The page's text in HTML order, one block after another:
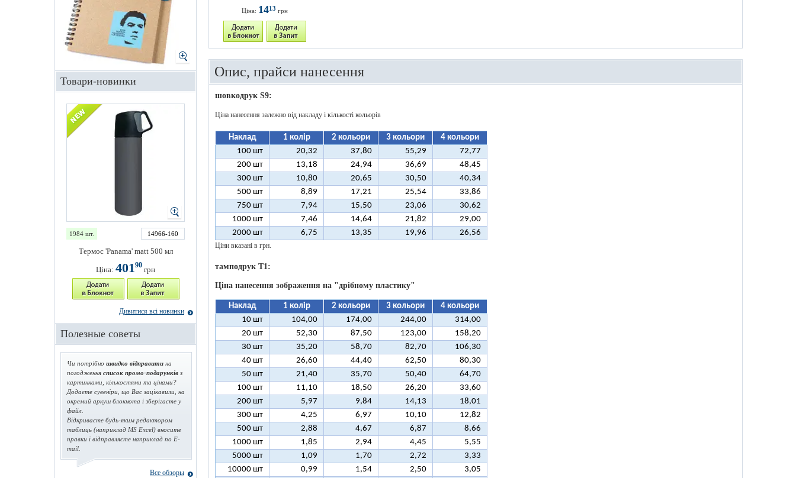
Ціна: 1413 грн
Опис, прайси нанесення
шовкодрук S9:
Ціна нанесення залежно від накладу і кількості кольорів
Наклад 1 колір 2 кольори 3 кольори
4 кольори
100 шт
20,32 37,80 55,29
72,77
200 шт
13,18 24,94 36,69
48,45
300 шт
10,80 20,65 30,50
40,34
500 шт
8,89 17,21 25,54
33,86
750 шт
7,94 15,50 23,06
30,62
1000 шт
7,46 14,64 21,82
29,00
2000 шт
6,75 13,35 19,96 26,56
Ціни вказані в грн.
тамподрук T1:
Ціна нанесення зображення на "дрібному пластику"
Наклад 1 колір 2 кольори 3 кольори
4 кольори
10 шт
104,00 174,00 244,00
314,00
20 шт
52,30 87,50 123,00
158,20
30 шт
35,20 58,70 82,70
106,30
40 шт
26,60 44,40 62,50
80,30
50 шт
21,40 35,70 50,40
64,70
100 шт
11,10 18,50 26,20
33,60
200 шт
5,97 9,84 14,13
18,01
300 шт
4,25 6,97 10,10
12,82
500 шт
2,88 4,67 6,87
8,66
1000 шт
1,85 2,94 4,45
5,55
5000 шт
1,09 1,70 2,72
3,33
10000 шт
0,99 1,54 2,50
3,05
Товари-новинки
1984 шт. 14966-160
Термос 'Panama' matt 500 мл
Ціна: 40190 грн
Дивитися всі новинки
Полезные советы
Чи потрібно швидко відправити на
погодження список промо-подарунків з
картинками, кількостями та цінами?
Додаєте сувеніри, що Вас зацікавили, на
окремий аркуш блокнота і зберігаєте у
файл.
Відкриваєте будь-яким редактором
таблиць (наприклад MS Excel) вносите
правки і відправляєте наприклад по E-
mail.
Все обзоры